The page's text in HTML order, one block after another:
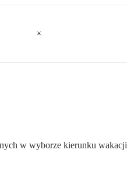
w wyborze kierunku wakacji